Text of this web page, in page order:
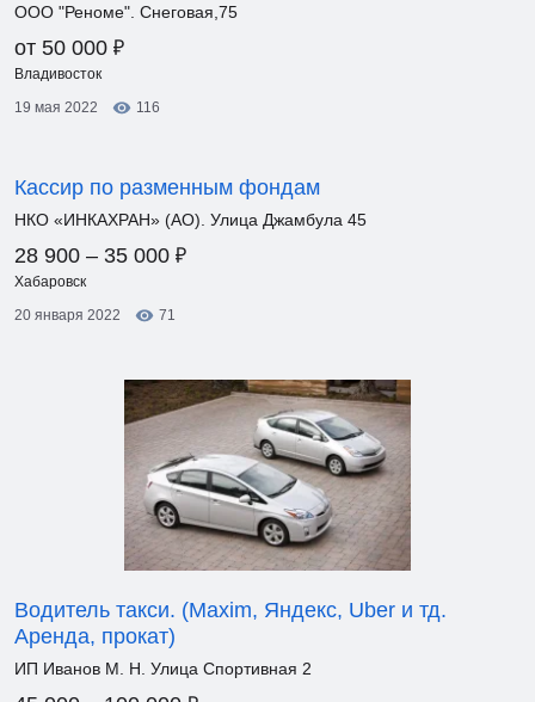
ООО "Реноме". Снеговая,75
от 50 000 ₽
Владивосток
19 мая 2022
116
Кассир по разменным фондам
НКО «ИНКАХРАН» (АО). Улица Джамбула 45
28 900 – 35 000 ₽
Хабаровск
20 января 2022
71
Водитель такси. (Maxim, Яндекс, Uber и тд.
Аренда, прокат)
ИП Иванов М. Н. Улица Спортивная 2